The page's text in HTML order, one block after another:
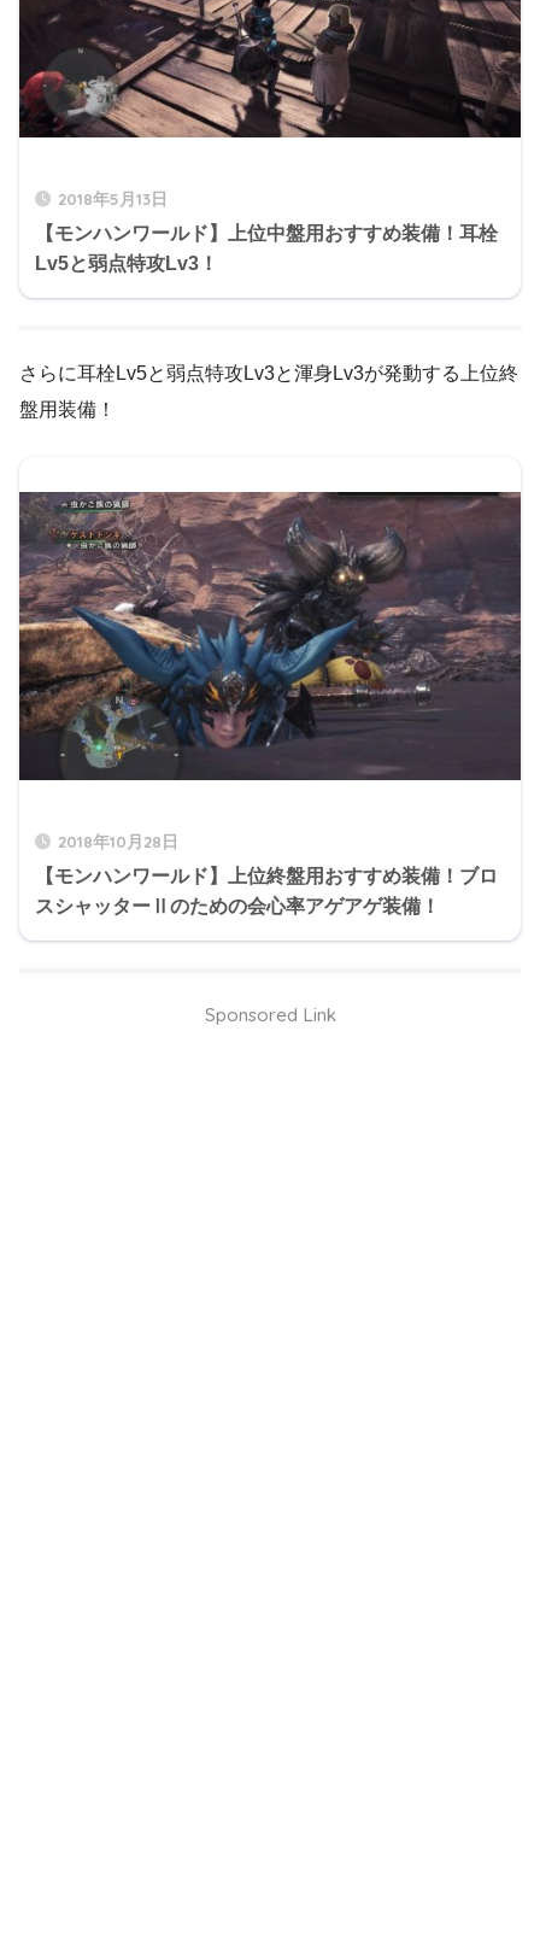
2018年5月13日
【モンハンワールド】上位中盤用おすすめ装備！耳栓
Lv5と弱点特攻Lv3！
さらに耳栓Lv5と弱点特攻Lv3と渾身Lv3が発動する上位終
盤用装備！
2018年10月28日
【モンハンワールド】上位終盤用おすすめ装備！ブロ
スシャッターⅡのための会心率アゲアゲ装備！
Sponsored Link